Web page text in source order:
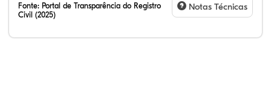
Fonte: Portal de Transparência do Registro
Civil (2025)
Notas Técnicas